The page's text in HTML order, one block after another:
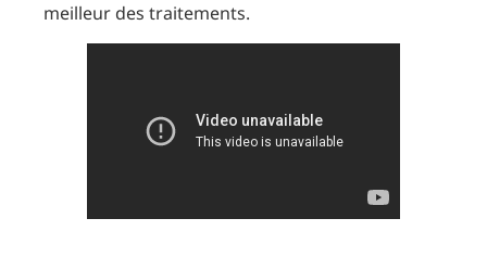
meilleur des traitements.